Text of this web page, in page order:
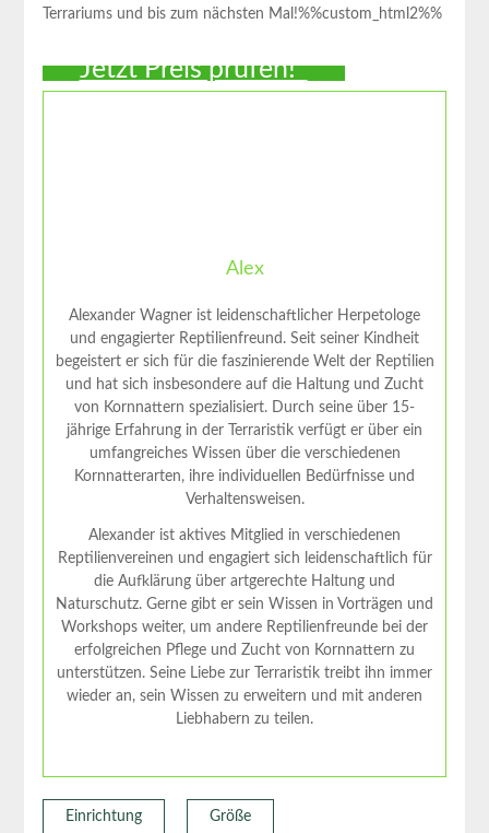
Terrariums und bis zum nächsten Mal!%%custom_html2%%
Jetzt Preis prüfen!*
Alex
Alexander Wagner ist leidenschaftlicher Herpetologe
und engagierter Reptilienfreund. Seit seiner Kindheit
begeistert er sich für die faszinierende Welt der Reptilien
und hat sich insbesondere auf die Haltung und Zucht
von Kornnattern spezialisiert. Durch seine über 15-
jährige Erfahrung in der Terraristik verfügt er über ein
umfangreiches Wissen über die verschiedenen
Kornnatterarten, ihre individuellen Bedürfnisse und
Verhaltensweisen.
Alexander ist aktives Mitglied in verschiedenen
Reptilienvereinen und engagiert sich leidenschaftlich für
die Aufklärung über artgerechte Haltung und
Naturschutz. Gerne gibt er sein Wissen in Vorträgen und
Workshops weiter, um andere Reptilienfreunde bei der
erfolgreichen Pflege und Zucht von Kornnattern zu
unterstützen. Seine Liebe zur Terraristik treibt ihn immer
wieder an, sein Wissen zu erweitern und mit anderen
Liebhabern zu teilen.
Einrichtung Größe